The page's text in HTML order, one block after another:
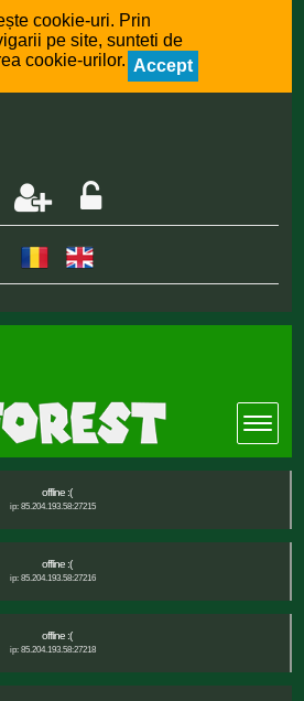
cookie-uri. Prin
pe site, sunteti de
cookie-urilor. Accept
offline :(
ip: 85.204.193.58:27215
offline :(
ip: 85.204.193.58:27216
offline :(
ip: 85.204.193.58:27218